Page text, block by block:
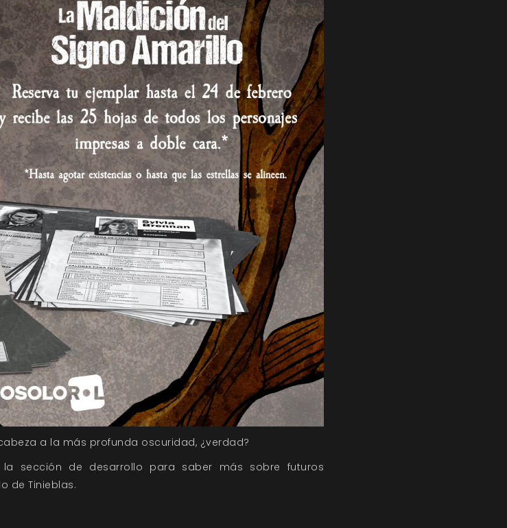
a la más profunda oscuridad, ¿verdad?
sección de desarrollo para saber más sobre futuros
de Tinieblas.